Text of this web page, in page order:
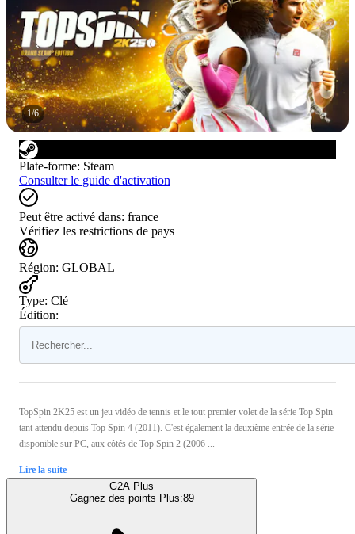
1/6
Plate-forme: Steam
Consulter le guide d'activation
Peut être activé dans: france
Vérifiez les restrictions de pays
Région: GLOBAL
Type: Clé
Édition:
TopSpin 2K25 est un jeu vidéo de tennis et le tout premier volet de la série Top Spin
tant attendu depuis Top Spin 4 (2011). C'est également la deuxième entrée de la série
disponible sur PC, aux côtés de Top Spin 2 (2006 ...
Lire la suite
G2A Plus
Gagnez des points Plus:89